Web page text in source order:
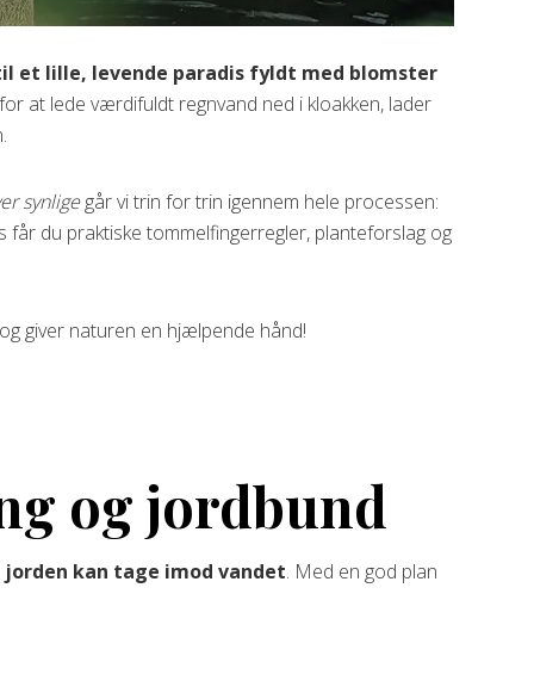
et lille, levende paradis fyldt med blomster
at lede værdifuldt regnvand ned i kloakken, lader
synligegår vi trin for trin igennem hele processen:
du praktiske tommelfingerregler, planteforslag og
giver naturen en hjælpende hånd!
og jordbund
kan tage imod vandet. Med en god plan